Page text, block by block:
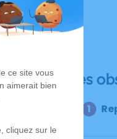
Déroulé des